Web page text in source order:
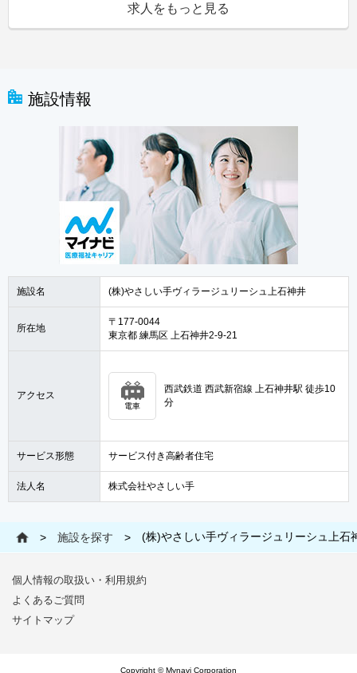
求人をもっと見る
施設情報
施設名 (株)やさしい手ヴィラージュリーシュ上石神井
所在地
〒177-0044
東京都 練馬区 上石神井2-9-21
アクセス
電車
西武鉄道 西武新宿線 上石神井駅 徒歩10
分
サービス形態 サービス付き高齢者住宅
法人名 株式会社やさしい手
> 施設を探す > (株)やさしい手ヴィラージュリーシュ上石
個人情報の取扱い・利用規約
よくあるご質問
サイトマップ
Copyright © Mynavi Corporation